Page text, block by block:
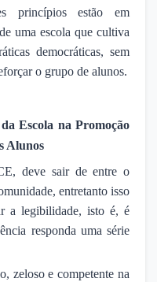
princípios estão em
uma escola que cultiva
democráticas, sem
o grupo de alunos.
Escola na Promoção
Alunos
deve sair de entre o
entretanto isso
a legibilidade, isto é, é
responda uma série
zeloso e competente na